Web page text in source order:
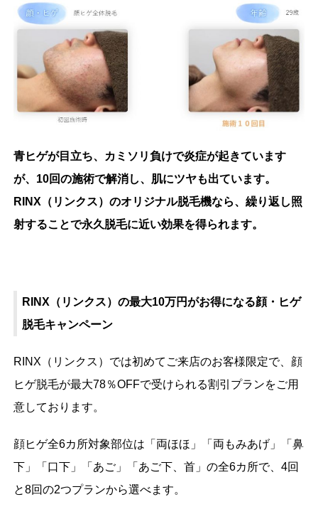
青ヒゲが目立ち、カミソリ負けで炎症が起きています
が、10回の施術で解消し、肌にツヤも出ています。
RINX（リンクス）のオリジナル脱毛機なら、繰り返し照
射することで永久脱毛に近い効果を得られます。
RINX（リンクス）の最大10万円がお得になる顔・ヒゲ
脱毛キャンペーン
RINX（リンクス）では初めてご来店のお客様限定で、顔
ヒゲ脱毛が最大78％OFFで受けられる割引プランをご用
意しております。
顔ヒゲ全6カ所対象部位は「両ほほ」「両もみあげ」「鼻
下」「口下」「あご」「あご下、首」の全6カ所で、4回
と8回の2つプランから選べます。